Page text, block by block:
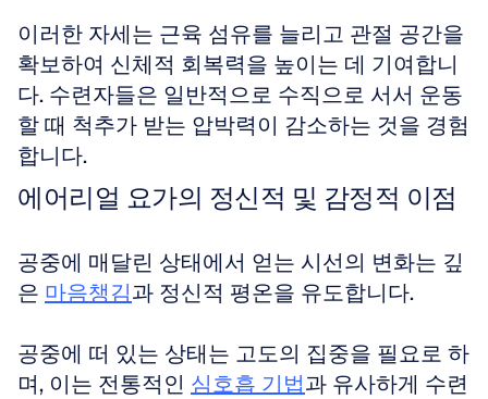
이러한 자세는 근육 섬유를 늘리고 관절 공간을
확보하여 신체적 회복력을 높이는 데 기여합니
다. 수련자들은 일반적으로 수직으로 서서 운동
할 때 척추가 받는 압박력이 감소하는 것을 경험
합니다.
에어리얼 요가의 정신적 및 감정적 이점
공중에 매달린 상태에서 얻는 시선의 변화는 깊
은 마음챙김과 정신적 평온을 유도합니다.
공중에 떠 있는 상태는 고도의 집중을 필요로 하
며, 이는 전통적인 심호흡 기법과 유사하게 수련